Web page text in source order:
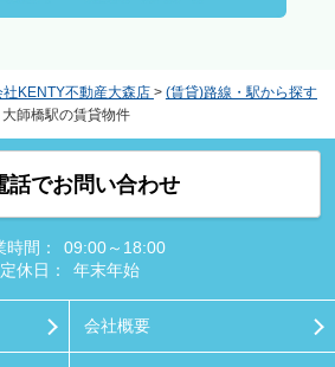
KENTY不動産大森店 > (賃貸)路線・駅から探す
大師橋駅の賃貸物件
話でお問い合わせ
時間：
09:00～18:00
定休日：
年末年始
会社概要